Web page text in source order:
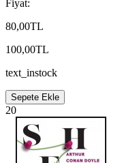
Fiyat:
80,00TL
100,00TL
text_instock
Sepete Ekle
20